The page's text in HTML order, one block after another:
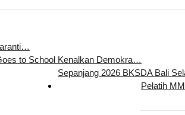
to School Kenalkan Demokra…
Sepanjang 2026 BKSDA Bali
Pelatih